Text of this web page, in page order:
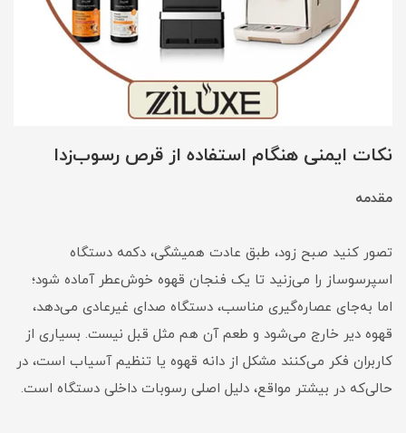
نکات ایمنی هنگام استفاده از قرص رسوب‌زدا
مقدمه
تصور کنید صبح زود، طبق عادت همیشگی، دکمه دستگاه
اسپرسوساز را می‌زنید تا یک فنجان قهوه خوش‌عطر آماده شود؛
اما به‌جای عصاره‌گیری مناسب، دستگاه صدای غیرعادی می‌دهد،
قهوه دیر خارج می‌شود و طعم آن هم مثل قبل نیست. بسیاری از
کاربران فکر می‌کنند مشکل از دانه قهوه یا تنظیم آسیاب است، در
حالی‌که در بیشتر مواقع، دلیل اصلی رسوبات داخلی دستگاه است.